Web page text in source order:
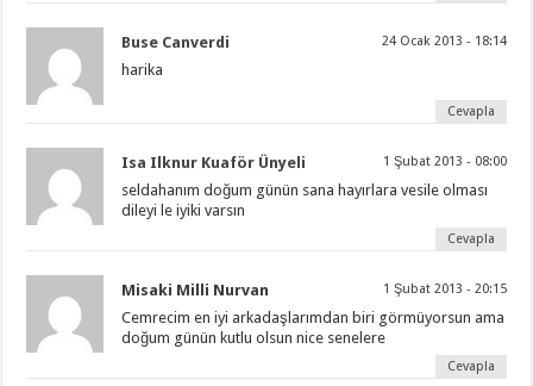
Buse Canverdi 24 Ocak 2013 - 18:14
harika
Cevapla
Isa Ilknur Kuaför Ünyeli 1 Şubat 2013 - 08:00
seldahanım doğum günün sana hayırlara vesile olması
dileyi le iyiki varsın
Cevapla
Misaki Milli Nurvan 1 Şubat 2013 - 20:15
Cemrecim en iyi arkadaşlarımdan biri görmüyorsun ama
doğum günün kutlu olsun nice senelere
Cevapla